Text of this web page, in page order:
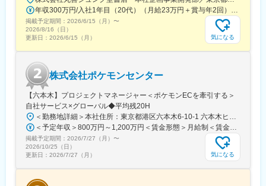
駅、新栃木駅、加太駅(和歌山県)、羽犬塚駅、下北駅、玉造温泉
駅、川村駅、八代駅、今治駅、高山駅、新居浜駅、成田駅、出雲
市駅、新茂原駅、川間駅、櫛ケ浜駅、岩屋駅(兵庫県)、宇都宮駅、
伏石駅、今伊勢駅、城野駅(日豊本線)、宝永町駅、紀三井寺駅、筒
井駅(青森県)、太子堂駅、仙北町駅、狭山ケ丘駅、酒折駅、庭瀬
駅、蓮ケ池駅、御門台駅、西掛川駅、中野栄駅、大分駅、南福島
駅、羽後牛島駅、戸塚安行駅、四ツ小屋駅、明見橋駅、西大宮
駅、新石切駅、朝倉駅前駅、赤塚駅、美濃青柳駅、居能駅、運動
公園前駅(愛知県)、平田駅(長野県)、高崎駅、東釧路駅、藤枝駅、
敦賀駅、川内駅(鹿児島県)、高茶屋駅、豊川駅、美園駅、古島駅、
卸町駅(宮城県)、八乙女駅、はなみずき通駅、勝田駅、新大宮駅、
福島学院前駅、門戸厄神駅、市民病院前駅(富山県)、多治見駅、絹
延橋駅、蟹江駅、竜田口駅、室見駅、八景水谷駅、岩塚駅、東新
潟駅、須賀川駅、関屋駅(新潟県)、中津駅(大分県)、武雄温泉駅、
大村駅(長崎県)、西新発田駅、小松駅、虹ノ松原駅、御幸橋駅、新
潟駅、新栄町駅(福岡県)、八幡駅(福岡県)、春日原駅、白石駅(札幌
市営)、岐阜駅、西宮駅、郡山駅(福島県)、久留米高校前駅、沼津
掲載予定期間： 2026/6/15（月） 〜
2026/8/16（日）
更新日： 2026/6/15（月） 気になる
株式会社ポケモンセンター
【六本木】プロジェクトマネージャー＜ポケモンECを牽引する＞
自社サービス×グローバル◆平均残20H
掲載予定期間： 2026/7/27（月） 〜
2026/10/25（日）
更新日： 2026/7/27（月） 気になる